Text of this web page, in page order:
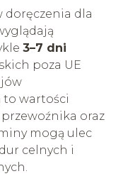
doręczenia dla
3–7 dni
poza UE
to wartości
oraz
mogą ulec
celnych i